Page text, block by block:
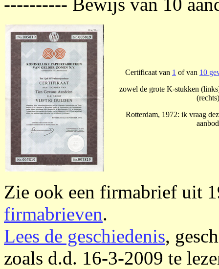
Certificaat van 1 of van 10
zowel de grote K-stukken
Rotterdam, 1972: ik vraag
Zie ook een firmabrief uit
firmabrieven.
Lees de geschiedenis,
zoals d.d. 16-3-2009 te